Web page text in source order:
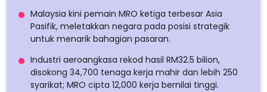
Malaysia kini pemain MRO ketiga terbesar Asia
Pasifik, meletakkan negara pada posisi strategik
untuk menarik bahagian pasaran.
Industri aeroangkasa rekod hasil RM32.5 bilion,
disokong 34,700 tenaga kerja mahir dan lebih 250
syarikat; MRO cipta 12,000 kerja bernilai tinggi.